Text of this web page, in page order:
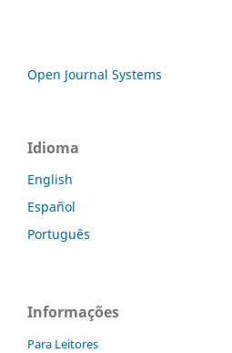
Open Journal Systems
Idioma
English
Español
Português
Informações
Para Leitores